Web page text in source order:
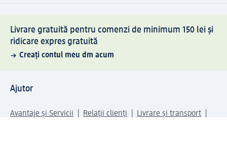
Livrare gratuită pentru comenzi de minimum 150 lei și
ridicare expres gratuită
Creați contul meu dm acum
Ajutor
Avantaje și Servicii Relații clienți
Livrare și transport